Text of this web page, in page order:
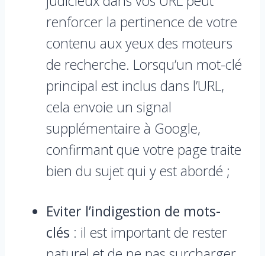
renforcer la pertinence de votre
contenu aux yeux des moteurs
de recherche. Lorsqu’un mot-clé
principal est inclus dans l’URL,
cela envoie un signal
supplémentaire à Google,
confirmant que votre page traite
bien du sujet qui y est abordé ;
Eviter l’indigestion de mots-
clés : il est important de rester